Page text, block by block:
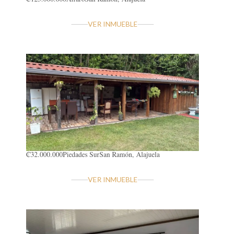
VER INMUEBLE
₡32.000.000Piedades SurSan Ramón, Alajuela
VER INMUEBLE